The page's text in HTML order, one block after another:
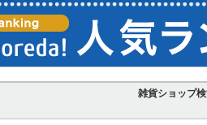
雑貨ショップ